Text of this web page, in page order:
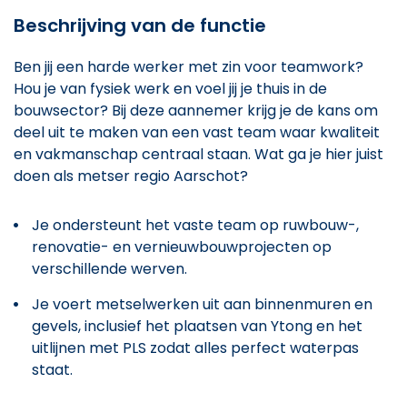
Beschrijving van de functie
Ben jij een harde werker met zin voor teamwork?
Hou je van fysiek werk en voel jij je thuis in de
bouwsector? Bij deze aannemer krijg je de kans om
deel uit te maken van een vast team waar kwaliteit
en vakmanschap centraal staan. Wat ga je hier juist
doen als metser regio Aarschot?
Je ondersteunt het vaste team op ruwbouw-,
renovatie- en vernieuwbouwprojecten op
verschillende werven.
Je voert metselwerken uit aan binnenmuren en
gevels, inclusief het plaatsen van Ytong en het
uitlijnen met PLS zodat alles perfect waterpas
staat.